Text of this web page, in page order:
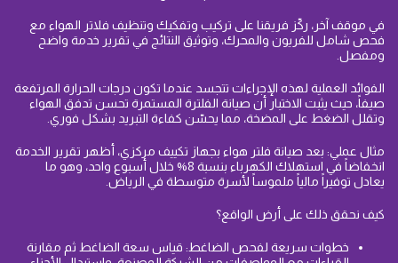
في موقف آخر، ركّز فريقنا على تركيب وتفكيك وتنظيف فلاتر الهواء مع
فحص شامل للفريون والمحرك، وتوثيق النتائج في تقرير خدمة واضح
ومفصل.
الفوائد العملية لهذه الإجراءات تتجسد عندما تكون درجات الحرارة المرتفعة
صيفاً، حيث يثبت الاختبار أن صيانة الفلترة المستمرة تحسن تدفق الهواء
وتقلل الضغط على المضخة، مما يحسّن كفاءة التبريد بشكل فوري.
مثال عملي: بعد صيانة فلتر هواء بجهاز تكييف مركزي، أظهر تقرير الخدمة
انخفاضاً في استهلاك الكهرباء بنسبة 8% خلال أسبوع واحد، وهو ما
يعادل توفيراً مالياً ملموساً لأسرة متوسطة في الرياض.
كيف نحقق ذلك على أرض الواقع؟
خطوات سريعة لفحص الضاغط: قياس سعة الضاغط ثم مقارنة